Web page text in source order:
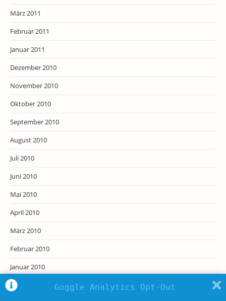
März 2011
Februar 2011
Januar 2011
Dezember 2010
November 2010
Oktober 2010
September 2010
August 2010
Juli 2010
Juni 2010
Mai 2010
April 2010
März 2010
Februar 2010
Januar 2010
Dezember 2009Goggle Analytics Opt-Out